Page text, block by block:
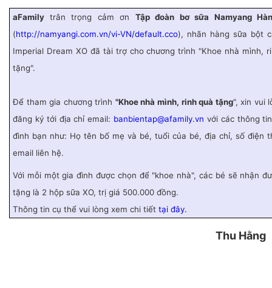
aFamily trân trọng cảm ơn Tập đoàn bơ sữa Namyang
(http://namyangi.com.vn/vi-VN/default.cco), nhãn hàng sữa bột
Imperial Dream XO đã tài trợ cho chương trình "Khoe nhà mình,
tặng".
Để tham gia chương trình "Khoe nhà mình, rinh quà tặng", xin vui
đăng ký tới địa chỉ email: banbientap@afamily.vn với các thông
đình bạn như: Họ tên bố mẹ và bé, tuổi của bé, địa chỉ, số điện
email liên hệ.
Với mỗi một gia đình được chọn để "khoe nhà", các bé sẽ nhận
tặng là 2 hộp sữa XO, trị giá 500.000 đồng.
Thông tin cụ thể vui lòng xem chi tiết tại đây.
Thu Hằng